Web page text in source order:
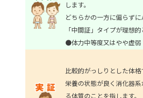
します。
どちらかの一方に偏らず
「中間証」タイプが理想的
●体力中等度又はやや虚弱
比較的がっしりとした体格
栄養の状態が良く消化器
る体質のことを指します。